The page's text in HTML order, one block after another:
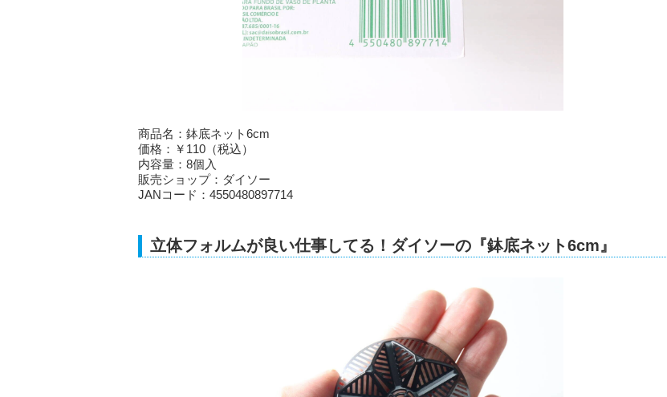
商品名：鉢底ネット6cm
価格：￥110（税込）
内容量：8個入
販売ショップ：ダイソー
JANコード：4550480897714
立体フォルムが良い仕事してる！ダイソーの『鉢底ネット6cm』